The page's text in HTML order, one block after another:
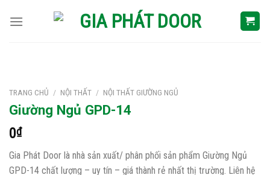
TRANG CHỦ / NỘI THẤT / NỘI THẤT GIƯỜNG NGỦ
Giường Ngủ GPD-14
0₫
Gia Phát Door là nhà sản xuất/ phân phối sản phẩm Giường Ngủ
GPD-14 chất lượng – uy tín – giá thành rẻ nhất thị trường. Liên hệ